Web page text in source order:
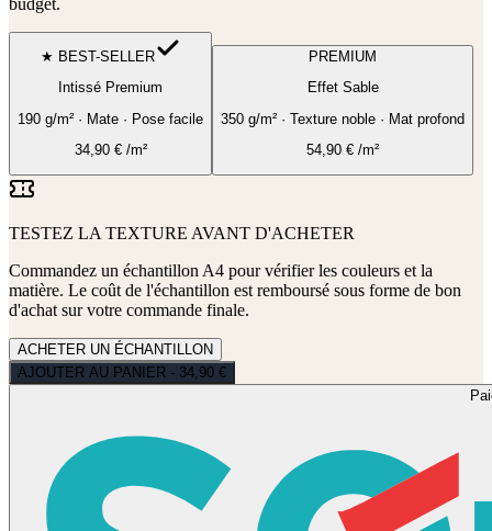
budget.
★ BEST-SELLER
Intissé Premium
190 g/m² · Mate · Pose facile
34,90€/m²
PREMIUM
Effet Sable
350 g/m² · Texture noble · Mat profond
54,90 € /m²
TESTEZ LA TEXTURE AVANT D'ACHETER
Commandez un échantillon A4 pour vérifier les couleurs et la
matière. Le coût de l'échantillon est remboursé sous forme de bon
d'achat sur votre commande finale.
ACHETER UN ÉCHANTILLON
AJOUTER AU PANIER - 34,90 €